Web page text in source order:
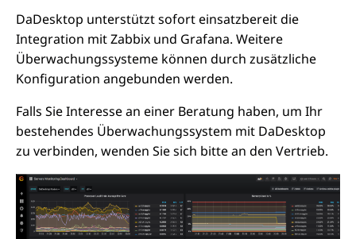
DaDesktop unterstützt sofort einsatzbereit die
Integration mit Zabbix und Grafana. Weitere
Überwachungssysteme können durch zusätzliche
Konfiguration angebunden werden.
Falls Sie Interesse an einer Beratung haben, um Ihr
bestehendes Überwachungssystem mit DaDesktop
zu verbinden, wenden Sie sich bitte an den Vertrieb.